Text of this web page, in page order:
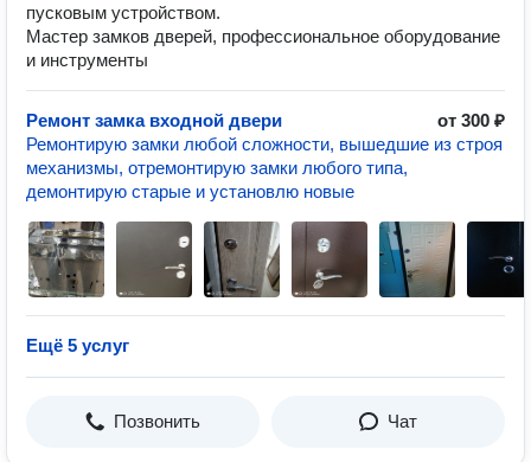
пусковым устройством.
Мастер замков дверей, профессиональное оборудование
и инструменты
Ремонт замка входной двери
от 300 ₽
Ремонтирую замки любой сложности, вышедшие из строя
механизмы, отремонтирую замки любого типа,
демонтирую старые и установлю новые
Ещё 5 услуг
Позвонить Чат